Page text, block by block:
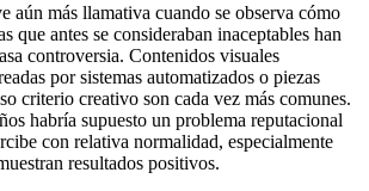
aún más llamativa cuando se observa cómo
que antes se consideraban inaceptables han
controversia. Contenidos visuales
por sistemas automatizados o piezas
criterio creativo son cada vez más comunes.
habría supuesto un problema reputacional
con relativa normalidad, especialmente
resultados positivos.